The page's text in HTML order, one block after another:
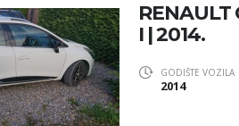
RENAULT
I | 2014.
GODIŠTE VOZILA
2014